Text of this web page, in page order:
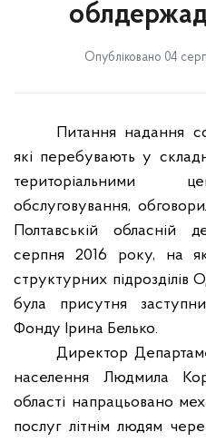
Опубліковано 04
Питання надання
які перебувають у
територіальними
обслуговування,
Полтавській обласній
серпня 2016 року, на
структурних
була присутня
Фонду Ірина Белько.
Директор
населення Людмила
області напрацьовано
послуг літнім людям